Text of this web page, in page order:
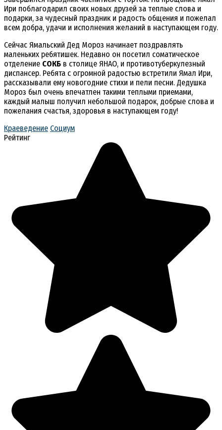
Ири поблагодарил своих новых друзей за теплые слова и
подарки, за чудесный праздник и радость общения и пожелал
всем добра, удачи и исполнения желаний в наступающем году.
Сейчас Ямальский Дед Мороз начинает поздравлять
маленьких ребятишек. Недавно он посетил соматическое
отделение СОКБ в столице ЯНАО, и противотуберкулезный
диспансер. Ребята с огромной радостью встретили Ямал Ири,
рассказывали ему новогодние стихи и пели песни. Дедушка
Мороз был очень впечатлен такими теплыми приемами,
каждый малыш получил небольшой подарок, добрые слова и
пожелания счастья, здоровья в наступающем году!
Краеведение Социум
Рейтинг